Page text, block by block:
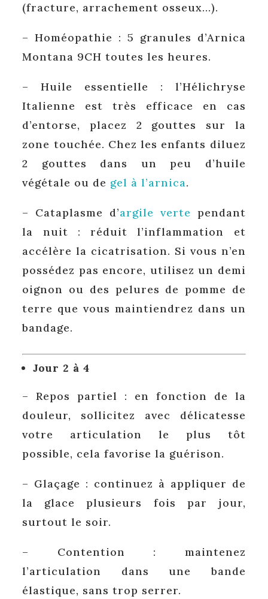
(fracture, arrachement osseux…).
– Homéopathie : 5 granules d’Arnica
Montana 9CH toutes les heures.
– Huile essentielle : l’Hélichryse
Italienne est très efficace en cas
d’entorse, placez 2 gouttes sur la
zone touchée. Chez les enfants diluez
2 gouttes dans un peu d’huile
végétale ou de gel à l’arnica.
– Cataplasme d’argile verte pendant
la nuit : réduit l’inflammation et
accélère la cicatrisation. Si vous n’en
possédez pas encore, utilisez un demi
oignon ou des pelures de pomme de
terre que vous maintiendrez dans un
bandage.
Jour 2 à 4
– Repos partiel : en fonction de la
douleur, sollicitez avec délicatesse
votre articulation le plus tôt
possible, cela favorise la guérison.
– Glaçage : continuez à appliquer de
la glace plusieurs fois par jour,
surtout le soir.
– Contention : maintenez
l’articulation dans une bande
élastique, sans trop serrer.